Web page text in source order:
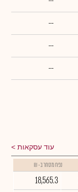
--
--
--
עוד עסקאות
נפח מסחר ב- ₪
18,565.3